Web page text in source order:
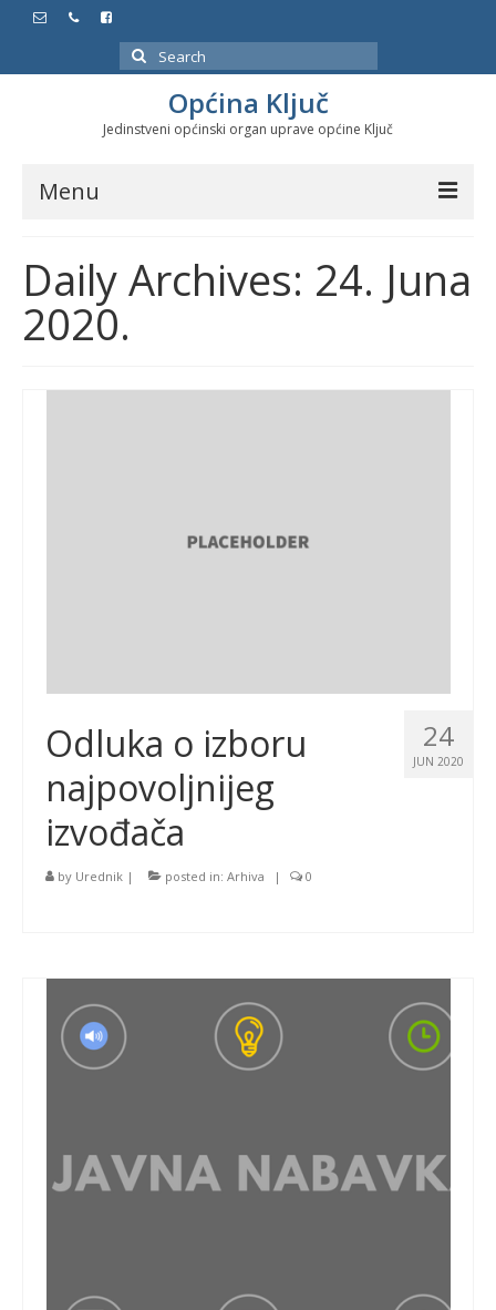
Search
for:
Općina Ključ
Jedinstveni općinski organ uprave općine Ključ
Menu
Službeni glasnici
Javne nabavke
Značajni datumi i manifestacije
Daily Archives: 24. Juna
2020.
24
JUN 2020
Odluka o izboru
najpovoljnijeg
izvođača
by Urednik | posted in: Arhiva | 0